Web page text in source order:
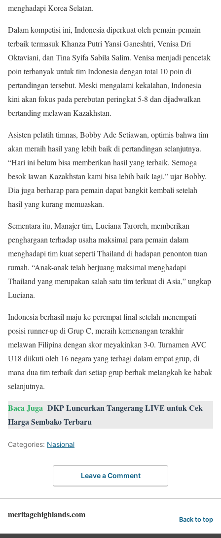
menghadapi Korea Selatan.
Dalam kompetisi ini, Indonesia diperkuat oleh pemain-pemain
terbaik termasuk Khanza Putri Yansi Ganeshtri, Venisa Dri
Oktaviani, dan Tina Syifa Sabila Salim. Venisa menjadi pencetak
poin terbanyak untuk tim Indonesia dengan total 10 poin di
pertandingan tersebut. Meski mengalami kekalahan, Indonesia
kini akan fokus pada perebutan peringkat 5-8 dan dijadwalkan
bertanding melawan Kazakhstan.
Asisten pelatih timnas, Bobby Ade Setiawan, optimis bahwa tim
akan meraih hasil yang lebih baik di pertandingan selanjutnya.
“Hari ini belum bisa memberikan hasil yang terbaik. Semoga
besok lawan Kazakhstan kami bisa lebih baik lagi,” ujar Bobby.
Dia juga berharap para pemain dapat bangkit kembali setelah
hasil yang kurang memuaskan.
Sementara itu, Manajer tim, Luciana Taroreh, memberikan
penghargaan terhadap usaha maksimal para pemain dalam
menghadapi tim kuat seperti Thailand di hadapan penonton tuan
rumah. “Anak-anak telah berjuang maksimal menghadapi
Thailand yang merupakan salah satu tim terkuat di Asia,” ungkap
Luciana.
Indonesia berhasil maju ke perempat final setelah menempati
posisi runner-up di Grup C, meraih kemenangan terakhir
melawan Filipina dengan skor meyakinkan 3-0. Turnamen AVC
U18 diikuti oleh 16 negara yang terbagi dalam empat grup, di
mana dua tim terbaik dari setiap grup berhak melangkah ke babak
selanjutnya.
Baca Juga DKP Luncurkan Tangerang LIVE untuk Cek
Harga Sembako Terbaru
Categories: Nasional
Leave a Comment
meritagehighlands.com Back to top